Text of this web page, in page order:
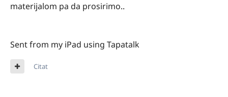
materijalom pa da prosirimo..
Sent from my iPad using Tapatalk
Citat